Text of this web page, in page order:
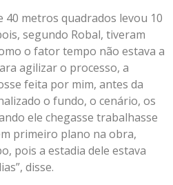
40 metros quadrados levou 10
segundo Robal, tiveram
o fator tempo não estava a
agilizar o processo, a
feita por mim, antes da
o fundo, o cenário, os
ele chegasse trabalhasse
primeiro plano na obra,
pois a estadia dele estava
disse.